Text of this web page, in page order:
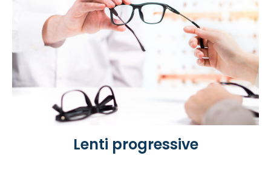
Lenti progressive